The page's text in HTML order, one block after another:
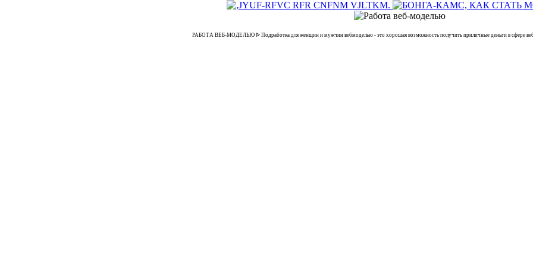
РАБОТА ВЕБ-МОДЕЛЬЮ ᐉ Подработка для женщин и мужчин вебмоделью - это хорошая возможность получить приличные деньги в сфере